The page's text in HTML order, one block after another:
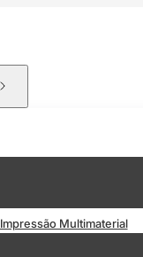
Impressão Multimaterial